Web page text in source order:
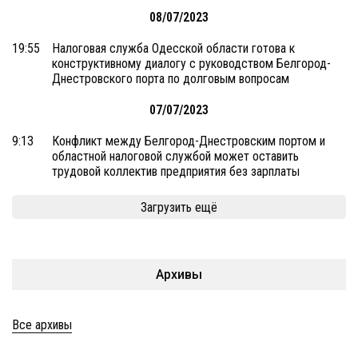
08/07/2023
19:55
Налоговая служба Одесской области готова к
конструктивному диалогу с руководством Белгород-
Днестровского порта по долговым вопросам
07/07/2023
9:13
Конфликт между Белгород-Днестровским портом и
областной налоговой службой может оставить
трудовой коллектив предприятия без зарплаты
Загрузить ещё
Архивы
Все архивы